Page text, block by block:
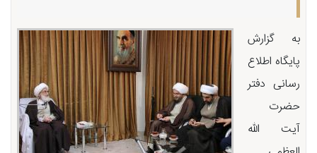
به گزارش
پایگاه اطلاع
رسانی دفتر
حضرت
آیت الله